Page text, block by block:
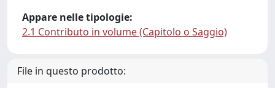
Appare nelle tipologie:
2.1 Contributo in volume (Capitolo o Saggio)
File in questo prodotto: